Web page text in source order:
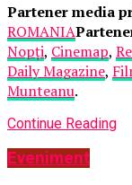
Partener media
ROMANIA
Nopți, Cinemap,
Daily Magazine,
Munteanu.
Continue Reading
Eveniment